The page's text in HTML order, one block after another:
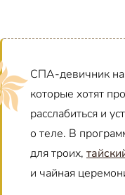
СПА-девичник на
которые хотят
расслабиться и
о теле. В
для троих,
и чайная